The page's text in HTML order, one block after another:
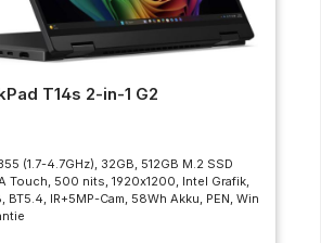
T14s 2-in-1 G2
(1.7-4.7GHz), 32GB, 512GB M.2 SSD
Touch, 500 nits, 1920x1200, Intel Grafik,
BT5.4, IR+5MP-Cam, 58Wh Akku, PEN, Win